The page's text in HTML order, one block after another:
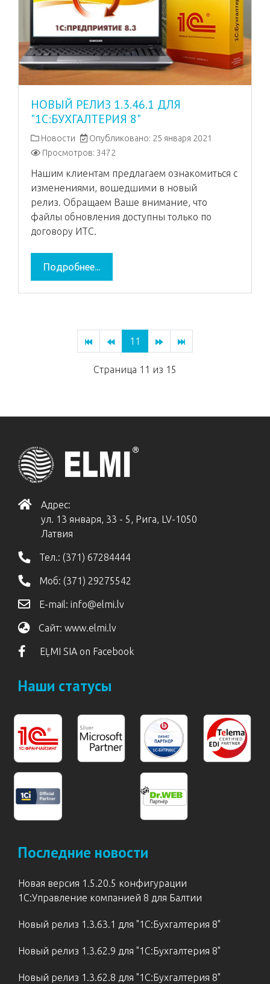
НОВЫЙ РЕЛИЗ 1.3.46.1 ДЛЯ
"1С:БУХГАЛТЕРИЯ 8"
Новости
Опубликовано: 25 января 2021
Просмотров: 3472
Нашим клиентам предлагаем ознакомиться с
изменениями, вошедшими в новый
релиз. Обращаем Ваше внимание, что
файлы обновления доступны только по
договору ИТС.
Подробнее...
11
Страница 11 из 15
Адрес:
ул. 13 января, 33 - 5, Рига, LV-1050
Латвия
Тел.: (371) 67284444
Моб: (371) 29275542
E-mail: info@elmi.lv
Сайт: www.elmi.lv
EĻMI SIA on Facebook
Наши статусы
Последние новости
Новая версия 1.5.20.5 конфигурации
1С:Управление компанией 8 для Балтии
Новый релиз 1.3.63.1 для "1С:Бухгалтерия 8"
Новый релиз 1.3.62.9 для "1С:Бухгалтерия 8"
Новый релиз 1.3.62.8 для "1С:Бухгалтерия 8"